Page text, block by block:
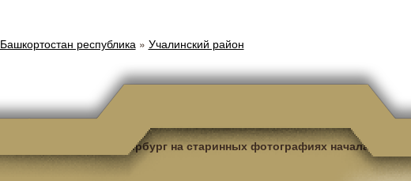
Башкортостан республика» Учалинский район
Санкт-Петербург на старинных фотографиях начала ХХ века.